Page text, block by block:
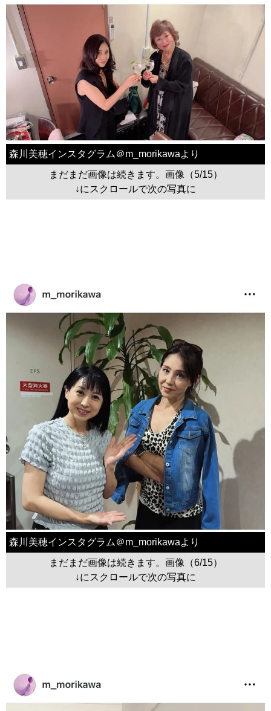
森川美穂インスタグラム＠m_morikawaより
まだまだ画像は続きます。画像（5/15）
↓にスクロールで次の写真に
森川美穂インスタグラム＠m_morikawaより
まだまだ画像は続きます。画像（6/15）
↓にスクロールで次の写真に